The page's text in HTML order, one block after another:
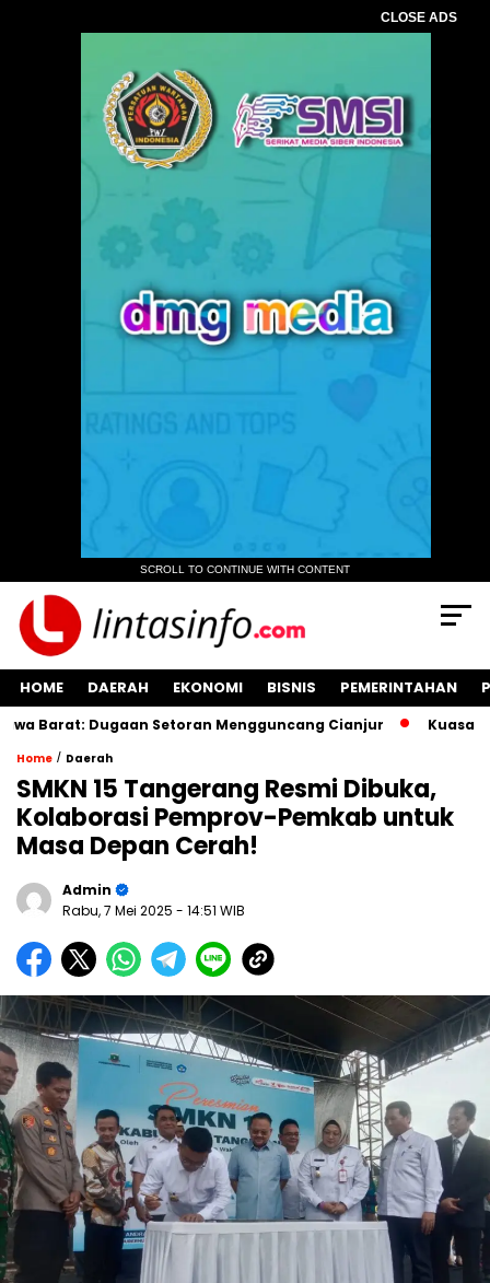
CLOSE ADS
SCROLL TO CONTINUE WITH CONTENT
HOME DAERAH EKONOMI BISNIS PEMERINTAHAN
Dugaan Setoran Mengguncang Cianjur Kuasa
Home / Daerah
SMKN 15 Tangerang Resmi Dibuka,
Kolaborasi Pemprov-Pemkab untuk
Masa Depan Cerah!
Admin
Rabu, 7 Mei 2025 - 14:51 WIB